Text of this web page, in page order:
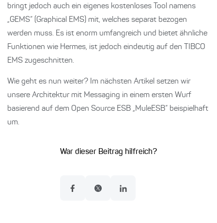
bringt jedoch auch ein eigenes kostenloses Tool namens
„GEMS“ (Graphical EMS) mit, welches separat bezogen
werden muss. Es ist enorm umfangreich und bietet ähnliche
Funktionen wie Hermes, ist jedoch eindeutig auf den TIBCO
EMS zugeschnitten.
Wie geht es nun weiter? Im nächsten Artikel setzen wir
unsere Architektur mit Messaging in einem ersten Wurf
basierend auf dem Open Source ESB „MuleESB“ beispielhaft
um.
War dieser Beitrag hilfreich?